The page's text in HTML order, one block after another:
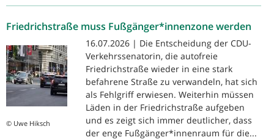
Friedrichstraße muss Fußgänger*innenzone werden
© Uwe Hiksch
16.07.2026 | Die Entscheidung der CDU-
Verkehrssenatorin, die autofreie
Friedrichstraße wieder in eine stark
befahrene Straße zu verwandeln, hat sich
als Fehlgriff erwiesen. Weiterhin müssen
Läden in der Friedrichstraße aufgeben
und es zeigt sich immer deutlicher, dass
der enge Fußgänger*innenraum für die...